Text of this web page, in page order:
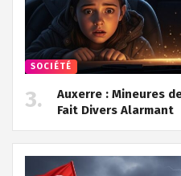
SOCIÉTÉ
Auxerre : Mineures
Fait Divers Alarmant